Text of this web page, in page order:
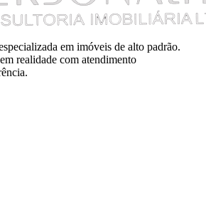
em imóveis de alto padrão.
realidade com atendimento